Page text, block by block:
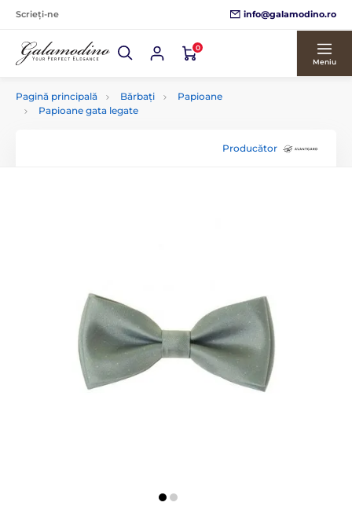
Scrieți-ne info@galamodino.ro
0
Meniu
Pagină principală Bărbați
Papioane
Papioane gata legate
Producător